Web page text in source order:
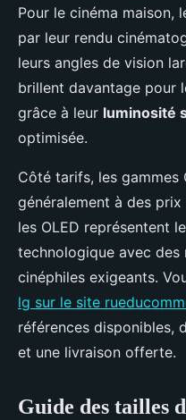
Pour le cinéma maison,
par leur rendu
leurs angles de vision
brillent davantage pour
grâce à leur luminosité
optimisée.
Côté tarifs, les gammes
généralement à des
les OLED représentent
technologique avec des
cinéphiles exigeants.
lg sur le site
références disponibles,
et une livraison offerte.
Guide des tailles